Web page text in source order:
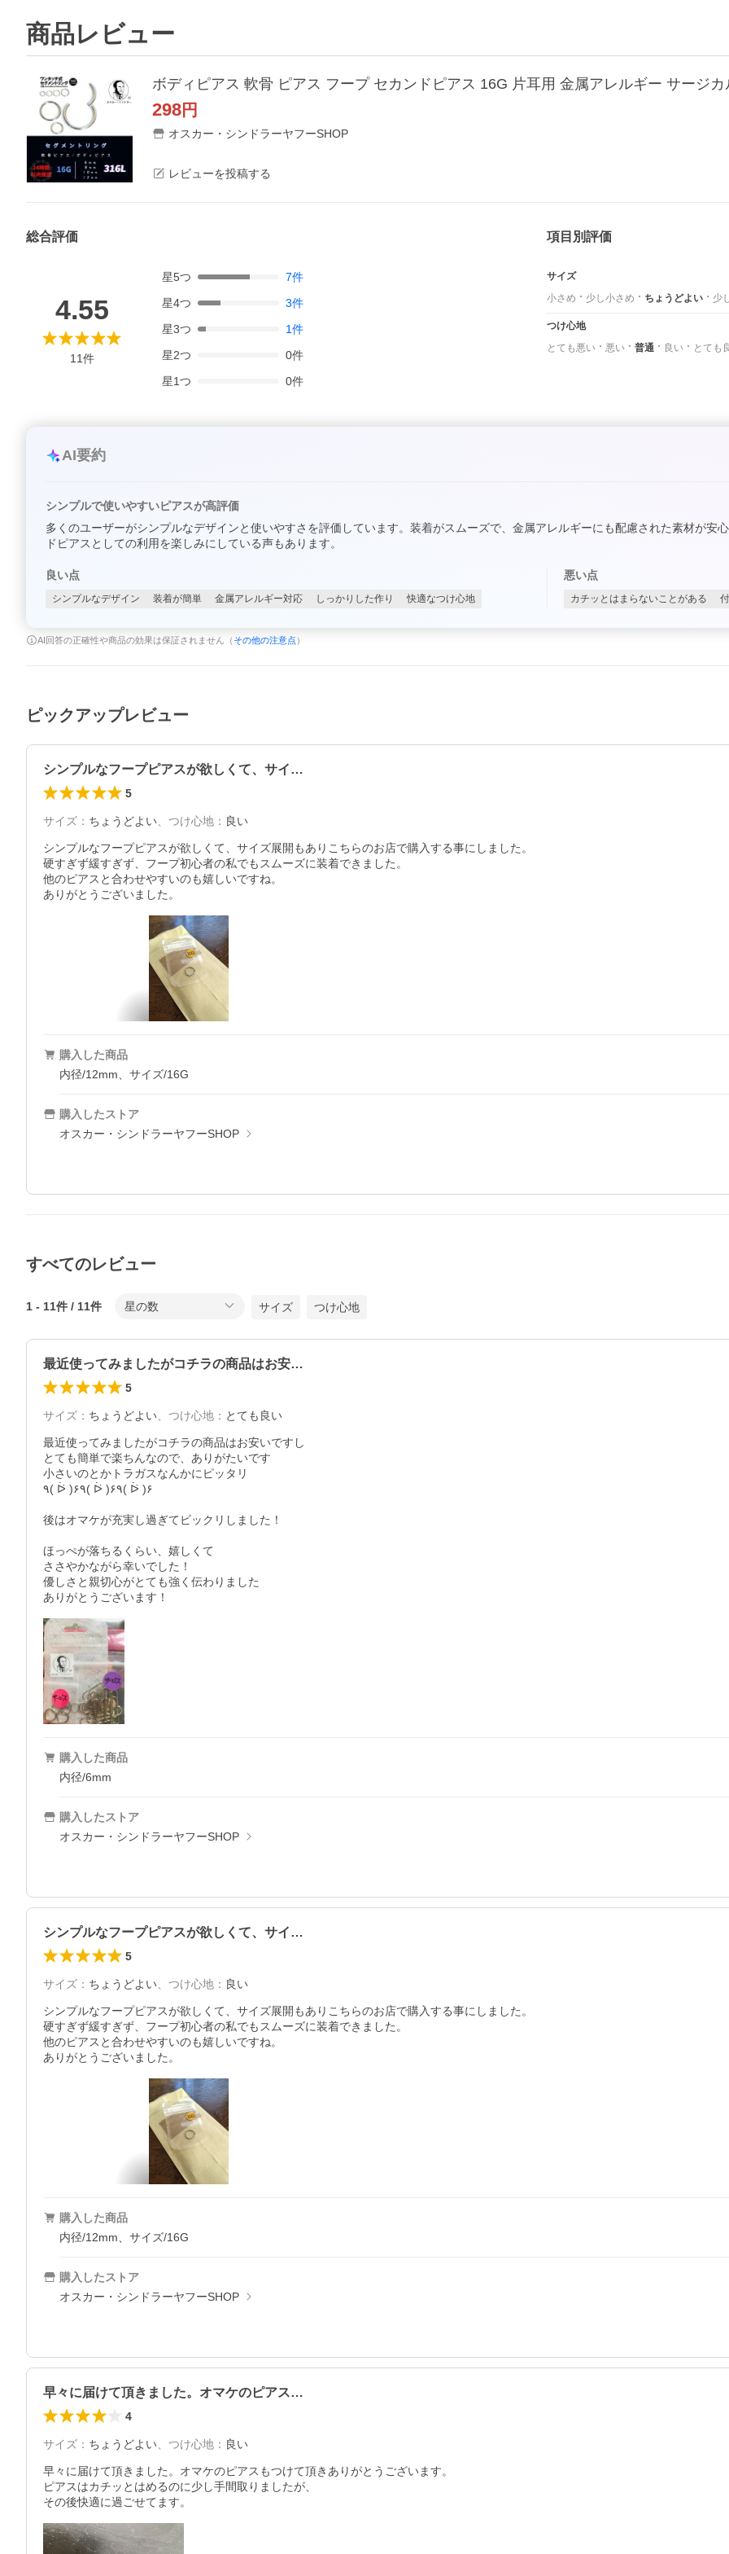
商品レビュー
ボディピアス 軟骨 ピアス フープ セカンドピアス 16G 片耳用 金属アレルギー サージ
298円
オスカー・シンドラーヤフーSHOP
レビューを投稿する
総合評価
4.55
11件
星5つ 7件
星4つ 3件
星3つ 1件
星2つ 0件
星1つ 0件
項目別評価
サイズ
小さめ
少し小さめ ちょうどよい 少
つけ心地
とても悪い
悪い 普通 良い とても
AI要約
シンプルで使いやすいピアスが高評価
多くのユーザーがシンプルなデザインと使いやすさを評価しています。装着がスムーズで、金属アレルギーにも配慮された素材が安
ドピアスとしての利用を楽しみにしている声もあります。
良い点
シンプルなデザイン 装着が簡単 金属アレルギー対応 しっかりした作り 快適なつけ心地
悪い点
カチッとはまらないことがある
AI回答の正確性や商品の効果は保証されません（ その他の注意点 ）
ピックアップレビュー
シンプルなフープピアスが欲しくて、サイ…
5
サイズ ： ちょうどよい つけ心地 ： 良い
シンプルなフープピアスが欲しくて、サイズ展開もありこちらのお店で購入する事にしました。
硬すぎず緩すぎず、フープ初心者の私でもスムーズに装着できました。
他のピアスと合わせやすいのも嬉しいですね。
購入した商品
内径/12mm、サイズ/16G
購入したストア
オスカー・シンドラーヤフーSHOP
すべてのレビュー
1 - 11件 / 11件 星の数 サイズ つけ心地
最近使ってみましたがコチラの商品はお安…
5
サイズ ： ちょうどよい、 つけ心地 ： とても良い
最近使ってみましたがコチラの商品はお安いですし
とても簡単で楽ちんなので、ありがたいです
小さいのとかトラガスなんかにピッタリ
٩( ᐖ )۶٩( ᐖ )۶٩( ᐖ )۶
後はオマケが充実し過ぎてビックリしました！
ほっぺが落ちるくらい、嬉しくて
ささやかながら幸いでした！
優しさと親切心がとても強く伝わりました
ありがとうございます！
購入した商品
内径/6mm
購入したストア
オスカー・シンドラーヤフーSHOP
シンプルなフープピアスが欲しくて、サイ…
5
サイズ ： ちょうどよい、 つけ心地 ： 良い
シンプルなフープピアスが欲しくて、サイズ展開もありこちらのお店で購入する事にしました。
硬すぎず緩すぎず、フープ初心者の私でもスムーズに装着できました。
他のピアスと合わせやすいのも嬉しいですね。
購入した商品
内径/12mm、サイズ/16G
購入したストア
オスカー・シンドラーヤフーSHOP
早々に届けて頂きました。オマケのピアス…
4
サイズ ： ちょうどよい、 つけ心地 ： 良い
早々に届けて頂きました。オマケのピアスもつけて頂きありがとうございます。
ピアスはカチッとはめるのに少し手間取りましたが、
その後快適に過ごせてます。